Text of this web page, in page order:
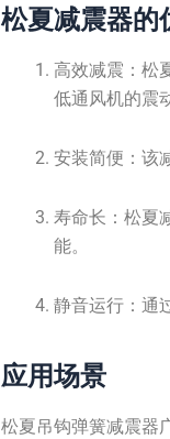
松夏减震器的
高效减震：松
低通风机的震
安装简便：该
寿命长：松夏
能。
静音运行：通
应用场景
松夏吊钩弹簧减震器